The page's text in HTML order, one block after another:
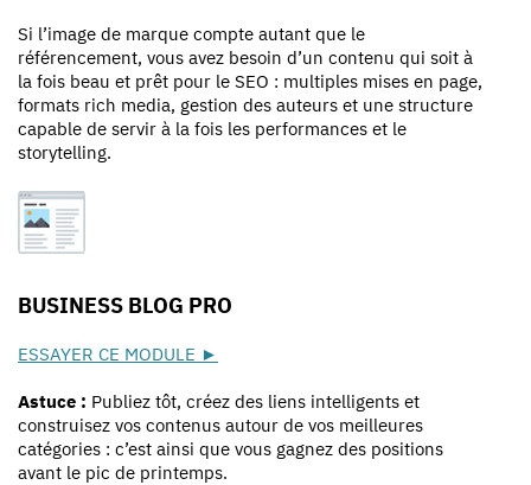
Si l’image de marque compte autant que le
référencement, vous avez besoin d’un contenu qui soit à
la fois beau et prêt pour le SEO : multiples mises en page,
formats rich media, gestion des auteurs et une structure
capable de servir à la fois les performances et le
storytelling.
BUSINESS BLOG PRO
ESSAYER CE MODULE ►
Astuce : Publiez tôt, créez des liens intelligents et
construisez vos contenus autour de vos meilleures
catégories : c’est ainsi que vous gagnez des positions
avant le pic de printemps.